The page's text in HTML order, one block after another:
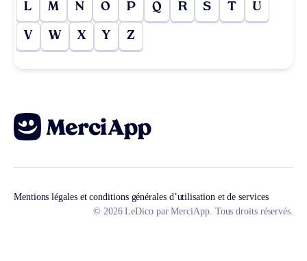
L M N O P Q R S T U
V W X Y Z
Mentions légales et conditions générales d’utilisation et de services
© 2026 LeDico par MerciApp. Tous droits réservés.